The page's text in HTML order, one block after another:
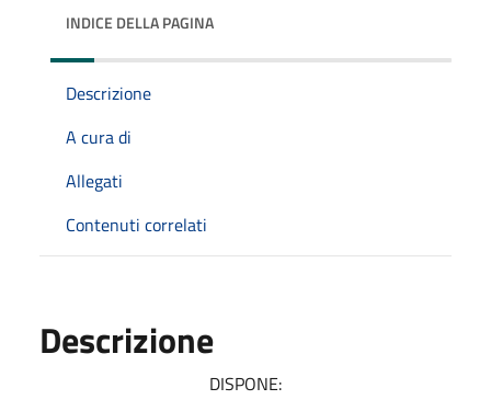
INDICE DELLA PAGINA
Descrizione
A cura di
Allegati
Contenuti correlati
Descrizione
DISPONE: